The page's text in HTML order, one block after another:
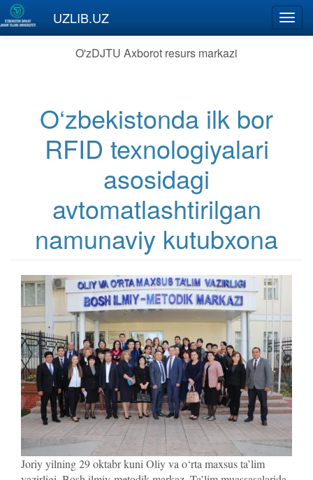
Skip to main content
UZLIB.UZ
O'zDJTU Axborot resurs markazi
O‘zbekistonda ilk bor
RFID texnologiyalari
asosidagi
avtomatlashtirilgan
namunaviy kutubxona
Joriy yilning 29 oktabr kuni Oliy va o‘rta maxsus ta’lim